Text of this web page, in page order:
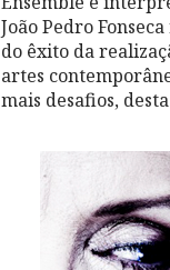
João Pedro
do êxito da
artes
mais desafios,